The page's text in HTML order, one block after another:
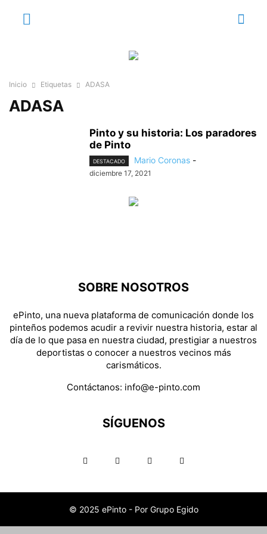
Inicio Etiquetas ADASA
ADASA
Pinto y su historia: Los paradores
de Pinto
DESTACADO Mario Coronas -
diciembre 17, 2021
SOBRE NOSOTROS
ePinto, una nueva plataforma de comunicación donde los
pinteños podemos acudir a revivir nuestra historia, estar al
día de lo que pasa en nuestra ciudad, prestigiar a nuestros
deportistas o conocer a nuestros vecinos más
carismáticos.
Contáctanos: info@e-pinto.com
SÍGUENOS
© 2025 ePinto - Por Grupo Egido